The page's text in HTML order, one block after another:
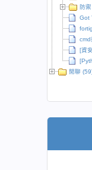
防
Got
cmd
[資
閒聊